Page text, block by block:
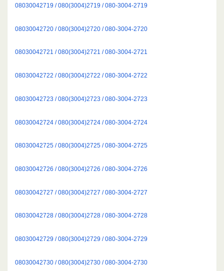
08030042719 / 080(3004)2719 / 080-3004-2719
08030042720 / 080(3004)2720 / 080-3004-2720
08030042721 / 080(3004)2721 / 080-3004-2721
08030042722 / 080(3004)2722 / 080-3004-2722
08030042723 / 080(3004)2723 / 080-3004-2723
08030042724 / 080(3004)2724 / 080-3004-2724
08030042725 / 080(3004)2725 / 080-3004-2725
08030042726 / 080(3004)2726 / 080-3004-2726
08030042727 / 080(3004)2727 / 080-3004-2727
08030042728 / 080(3004)2728 / 080-3004-2728
08030042729 / 080(3004)2729 / 080-3004-2729
08030042730 / 080(3004)2730 / 080-3004-2730